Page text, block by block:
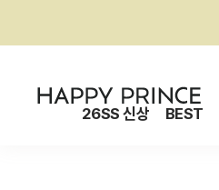
26SS 신상 BEST